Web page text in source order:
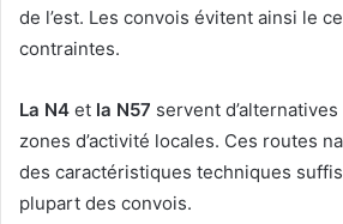
de l’est. Les convois évitent ainsi le
contraintes.
La N4 et la N57 servent
zones d’activité locales. Ces routes
des caractéristiques techniques
plupart des convois.